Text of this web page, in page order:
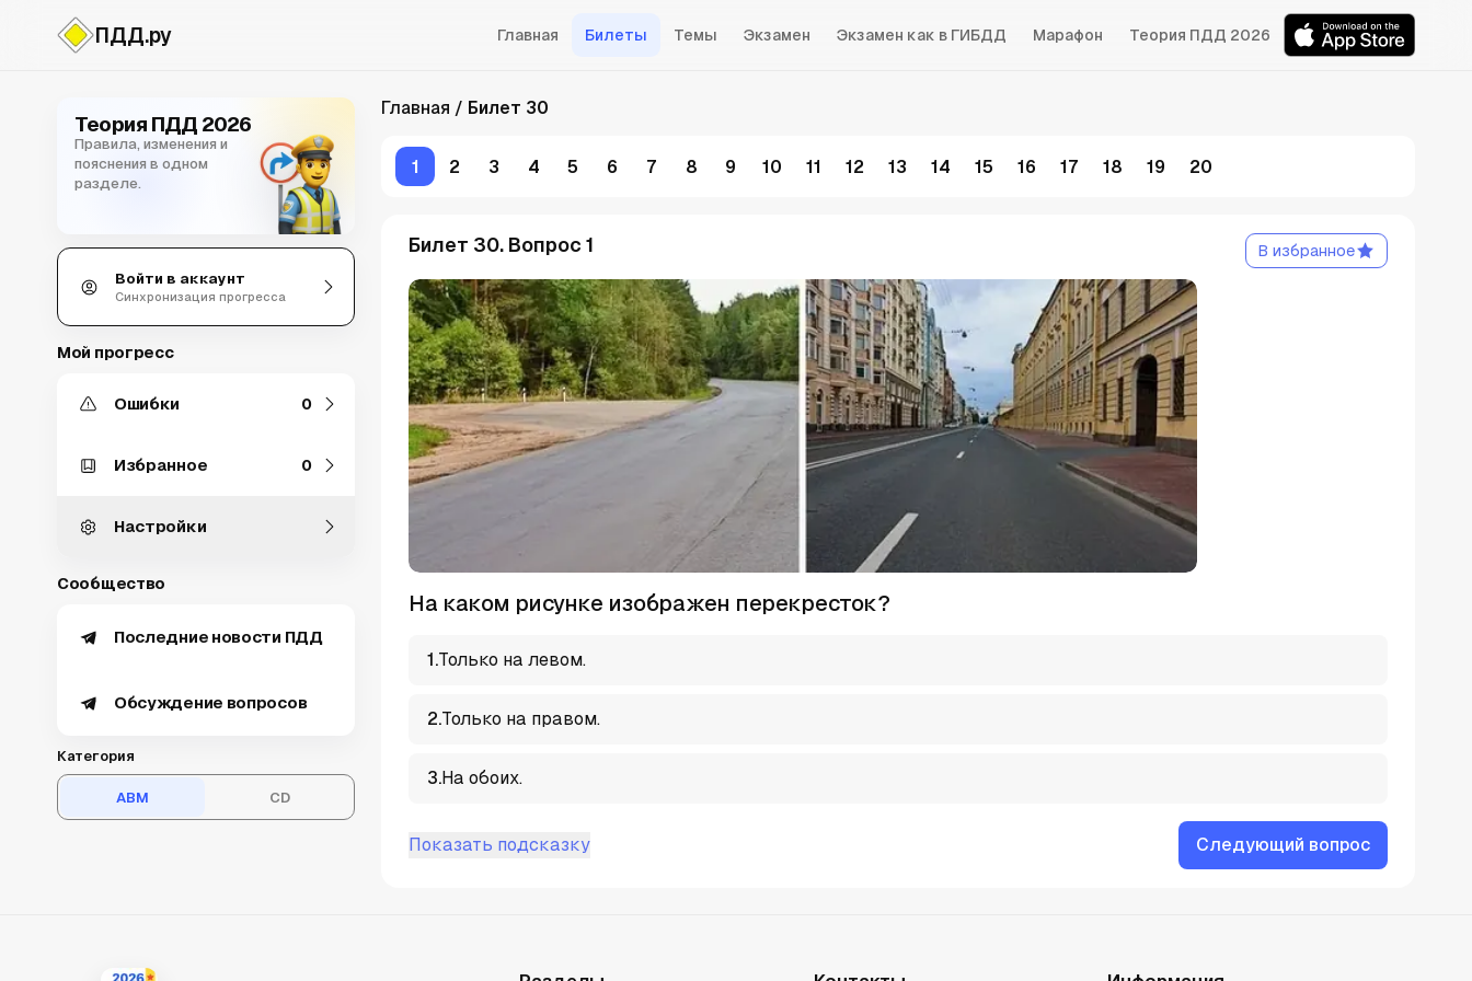
ПДД.ру
Билеты ПДД
Главная Билеты Темы Экзамен Экзамен как в ГИБДД Марафон Теория ПДД 2026
Теория ПДД 2026
Правила, изменения и
пояснения в одном
разделе.
Войти в аккаунт
Синхронизация прогресса
Мой прогресс
Ошибки 0
Избранное 0
Настройки
Сообщество
Последние новости ПДД
Обсуждение вопросов
Категория
ABM CD
Главная Билет 30
1 2 3 4 5 6 7 8 9 10 11 12 13 14 15 16 17 18 19 20
Билет 30. Вопрос 1 В избранное
На каком рисунке изображен перекресток?
1 .Только на левом.
2.Только на правом.
3.На обоих.
Показать подсказку Следующий вопрос